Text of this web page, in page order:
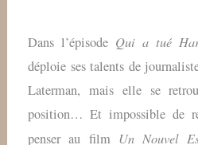
Dans l’épisode Qui a tué
déploie ses talents de
Laterman, mais elle se
position… Et impossible de
penser au film Un Nouvel